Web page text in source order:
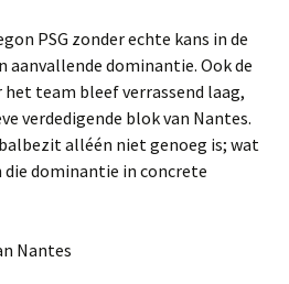
PSG zonder echte kans in de
aanvallende dominantie. Ook de
het team bleef verrassend laag,
verdedigende blok van Nantes.
alléén niet genoeg is; wat
dominantie in concrete
Nantes